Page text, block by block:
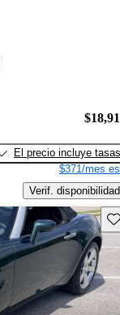
El precio incluye tasas
$371/mes
Verif. disponibilidad